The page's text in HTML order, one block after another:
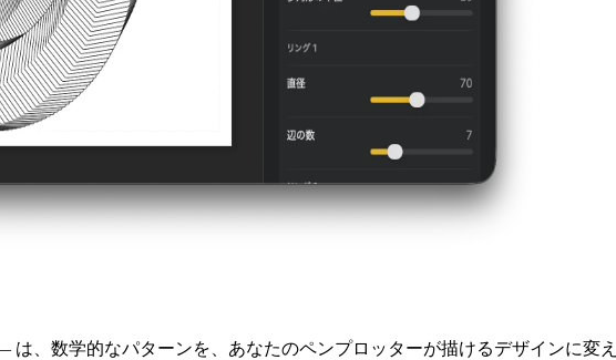
は、数学的なパターンを、あなたのペンプロッターが描けるデザインに